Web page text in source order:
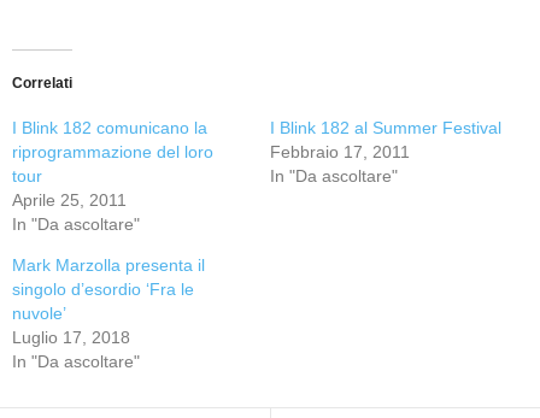
Correlati
I Blink 182 comunicano la
riprogrammazione del loro
tour
Aprile 25, 2011
In "Da ascoltare"
I Blink 182 al Summer Festival
Febbraio 17, 2011
In "Da ascoltare"
Mark Marzolla presenta il
singolo d’esordio ‘Fra le
nuvole’
Luglio 17, 2018
In "Da ascoltare"